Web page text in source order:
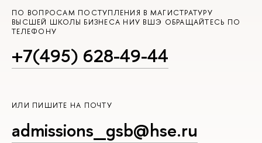
ПО ВОПРОСАМ ПОСТУПЛЕНИЯ В МАГИСТРАТУРУ
ВЫСШЕЙ ШКОЛЫ БИЗНЕСА НИУ ВШЭ ОБРАЩАЙТЕСЬ ПО
ТЕЛЕФОНУ
+7(495) 628-49-44
ИЛИ ПИШИТЕ НА ПОЧТУ
admissions_gsb@hse.ru